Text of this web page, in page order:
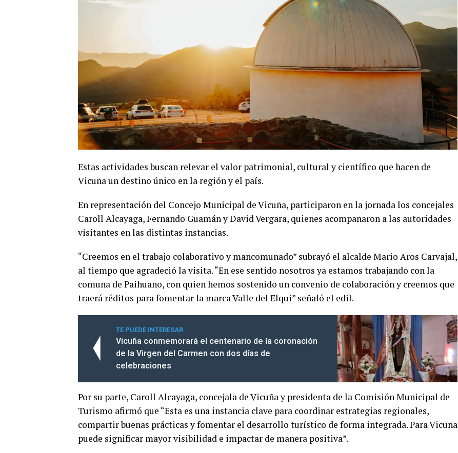
Estas actividades buscan relevar el valor patrimonial, cultural y científico que hacen de
Vicuña un destino único en la región y el país.
En representación del Concejo Municipal de Vicuña, participaron en la jornada los concejales
Caroll Alcayaga, Fernando Guamán y David Vergara, quienes acompañaron a las autoridades
visitantes en las distintas instancias.
“Creemos en el trabajo colaborativo y mancomunado” subrayó el alcalde Mario Aros Carvajal,
al tiempo que agradeció la visita. “En ese sentido nosotros ya estamos trabajando con la
comuna de Paihuano, con quien hemos sostenido un convenio de colaboración y creemos que
traerá réditos para fomentar la marca Valle del Elqui” señaló el edil.
TE PUEDE INTERESAR
Vicuña conmemorará el centenario de la coronación
de la Virgen del Carmen con dos días de
celebraciones
Por su parte, Caroll Alcayaga, concejala de Vicuña y presidenta de la Comisión Municipal de
Turismo afirmó que “Esta es una instancia clave para coordinar estrategias regionales,
compartir buenas prácticas y fomentar el desarrollo turístico de forma integrada. Para Vicuña
puede significar mayor visibilidad e impactar de manera positiva”.